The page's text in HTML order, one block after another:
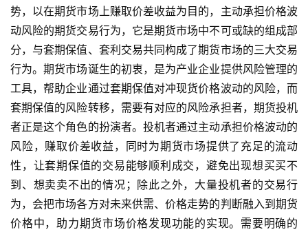
势，以在期货市场上赚取价差收益为目的，主动承担价格波
动风险的期货交易行为，它是期货市场中不可或缺的组成部
分，与套期保值、套利交易共同构成了期货市场的三大交易
行为。期货市场诞生的初衷，是为产业企业提供风险管理的
工具，帮助企业通过套期保值对冲现货价格波动的风险，而
套期保值的风险转移，需要有对应的风险承担者，期货投机
者正是这个角色的扮演者。投机者通过主动承担价格波动的
风险，赚取价差收益，同时为期货市场提供了充足的流动
性，让套期保值的交易能够顺利成交，避免出现想买买不
到、想卖卖不出的情况；除此之外，大量投机者的交易行
为，会把市场各方对未来供需、价格走势的判断融入到期货
价格中，助力期货市场价格发现功能的实现。需要明确的